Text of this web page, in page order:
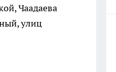
Чаадаева
улиц